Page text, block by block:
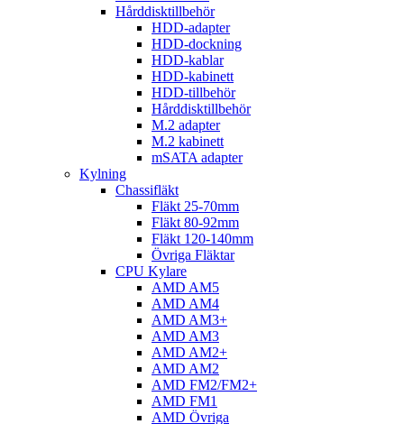
Hårddisktillbehör
HDD-adapter
HDD-dockning
HDD-kablar
HDD-kabinett
HDD-tillbehör
Hårddisktillbehör
M.2 adapter
M.2 kabinett
mSATA adapter
Kylning
Chassifläkt
Fläkt 25-70mm
Fläkt 80-92mm
Fläkt 120-140mm
Övriga Fläktar
CPU Kylare
AMD AM5
AMD AM4
AMD AM3+
AMD AM3
AMD AM2+
AMD AM2
AMD FM2/FM2+
AMD FM1
AMD Övriga